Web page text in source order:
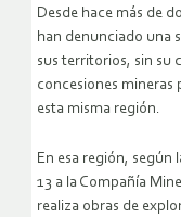
Desde hace más de
han denunciado una
sus territorios, sin su
concesiones mineras
esta misma región.
En esa región, según
13 a la Compañía
realiza obras de